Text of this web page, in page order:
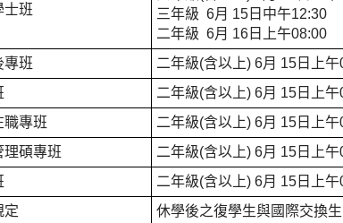
士班
三年級 6月 15日中午12:30
二年級 6月 16日上午08:00
專班
二年級(含以上) 6月 15日上午
二年級(含以上) 6月 15日上午
職專班
二年級(含以上) 6月 15日上午
理碩專班
二年級(含以上) 6月 15日上午
二年級(含以上) 6月 15日上午
定
休學後之復學生與國際交換